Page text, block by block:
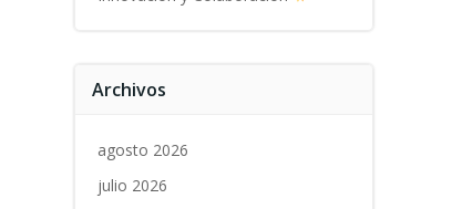
Archivos
agosto 2026
julio 2026